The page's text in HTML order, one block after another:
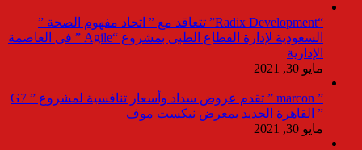
“Radix Development” تتعاقد مع ” اتحاد مفهوم الصحة ”
السعودية لإدارة القطاع الطبى بمشروع “Agile ” فى العاصمة
الإدارية
مايو 30, 2021
” marcon ” تقدم عروض سداد وأسعار تنافسية لمشروع ” G7
” القاهرة الجديد بمعرض نيكست موف
مايو 30, 2021